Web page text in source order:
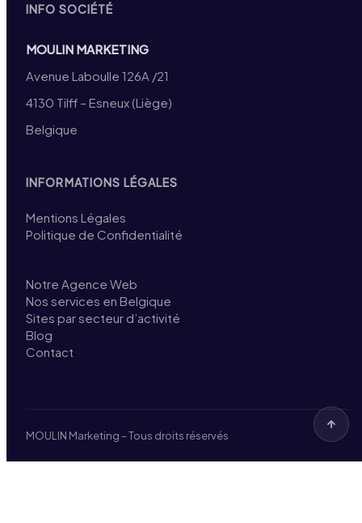
INFO SOCIÉTÉ
MOULIN MARKETING
Avenue Laboulle 126A /21
4130 Tilff – Esneux (Liège)
Belgique
INFORMATIONS LÉGALES
Mentions Légales
Politique de Confidentialité
Notre Agence Web
Nos services en Belgique
Sites par secteur d’activité
Blog
Contact
MOULIN Marketing – Tous droits réservés